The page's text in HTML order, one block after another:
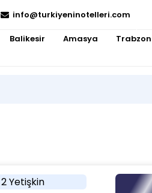
info@turkiyeninotelleri.com
Balikesir Amasya Trabzon
2 Yetişkin